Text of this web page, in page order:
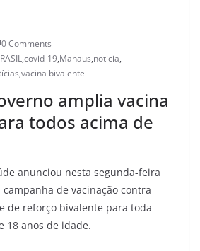
0 Comments
,covid-19,Manaus,noticia,
,vacina bivalente
amplia vacina
todos acima de
anunciou nesta segunda-feira
campanha de vacinação contra
de reforço bivalente para toda
18 anos de idade.